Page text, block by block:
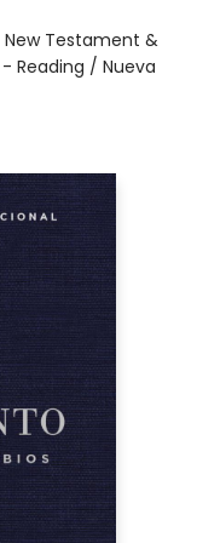
Testament &
Reading / Nueva